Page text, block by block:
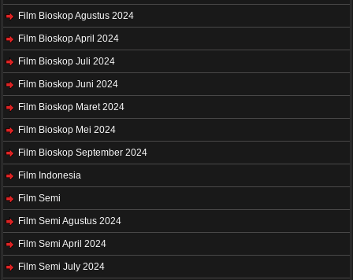
Film Bioskop Agustus 2024
Film Bioskop April 2024
Film Bioskop Juli 2024
Film Bioskop Juni 2024
Film Bioskop Maret 2024
Film Bioskop Mei 2024
Film Bioskop September 2024
Film Indonesia
Film Semi
Film Semi Agustus 2024
Film Semi April 2024
Film Semi July 2024